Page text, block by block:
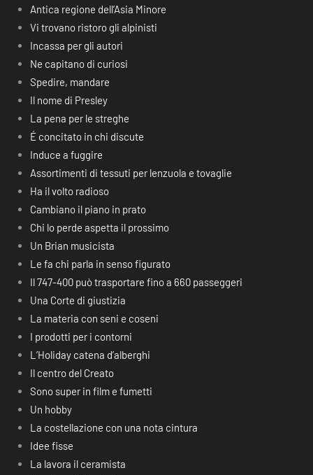
Antica regione dell’Asia Minore
Vi trovano ristoro gli alpinisti
Incassa per gli autori
Ne capitano di curiosi
Spedire, mandare
Il nome di Presley
La pena per le streghe
É concitato in chi discute
Induce a fuggire
Assortimenti di tessuti per lenzuola e tovaglie
Ha il volto radioso
Cambiano il piano in prato
Chi lo perde aspetta il prossimo
Un Brian musicista
Le fa chi parla in senso figurato
Il 747-400 può trasportare fino a 660 passeggeri
Una Corte di giustizia
La materia con seni e coseni
I prodotti per i contorni
L’Holiday catena d’alberghi
Il centro del Creato
Sono super in film e fumetti
Un hobby
La costellazione con una nota cintura
Idee fisse
La lavora il ceramista